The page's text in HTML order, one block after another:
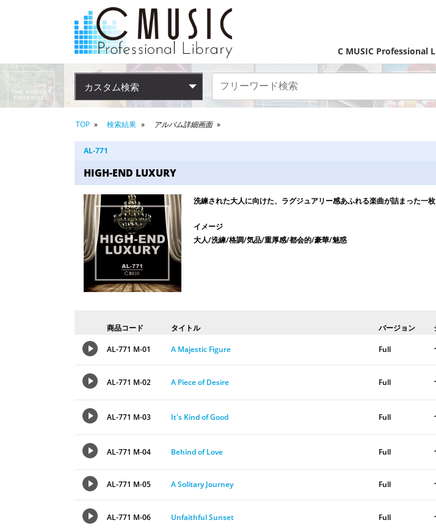
C MUSIC Professional
カスタム検索
TOP 検索結果 アルバム詳細画面
AL-771
HIGH-END LUXURY
洗練された大人に向けた、ラグジュアリー感あふれる楽曲が詰まった一枚
イメージ
大人/洗練/格調/気品/重厚感/都会的/豪華/魅惑
商品コード タイトル バージョン
AL-771 M-01 A Majestic Figure Full
AL-771 M-02 A Piece of Desire Full
AL-771 M-03 It's Kind of Good Full
AL-771 M-04 Behind of Love Full
AL-771 M-05 A Solitary Journey Full
AL-771 M-06 Unfaithful Sunset Full